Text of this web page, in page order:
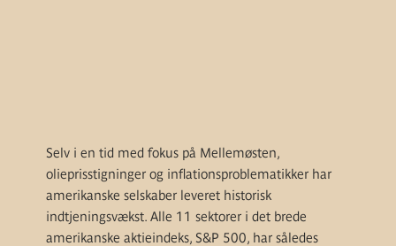
Selv i en tid med fokus på Mellemøsten,
olieprisstigninger og inflationsproblematikker har
amerikanske selskaber leveret historisk
indtjeningsvækst. Alle 11 sektorer i det brede
amerikanske aktieindeks, S&P 500, har således